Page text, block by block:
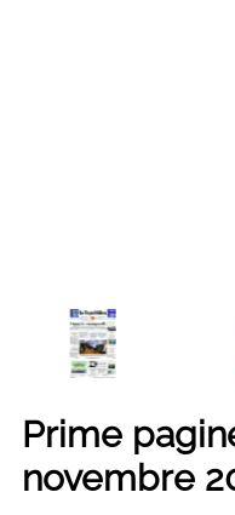
Prime
novembre